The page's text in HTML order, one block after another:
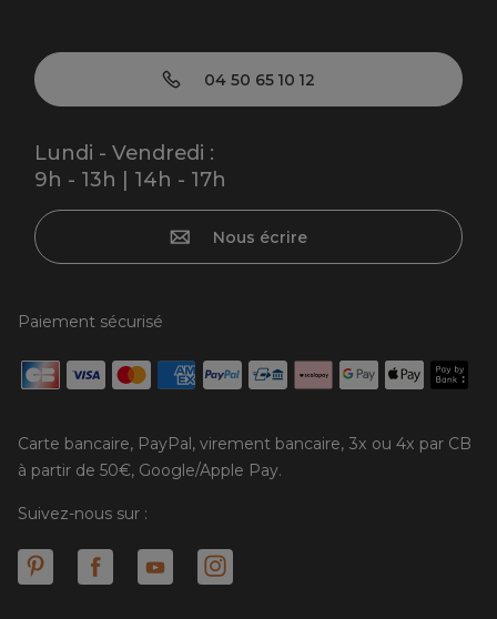
04 50 65 10 12
Lundi - Vendredi :
9h - 13h | 14h - 17h
Nous écrire
Paiement sécurisé
Carte bancaire, PayPal, virement bancaire, 3x ou 4x par CB
à partir de 50€, Google/Apple Pay.
Suivez-nous sur :